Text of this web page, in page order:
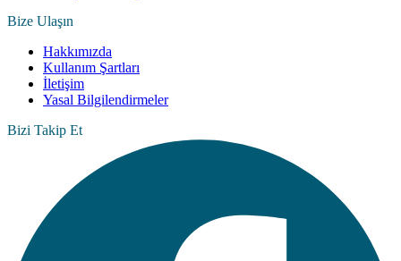
Bize Ulaşın
Hakkımızda
Kullanım Şartları
İletişim
Yasal Bilgilendirmeler
Bizi Takip Et